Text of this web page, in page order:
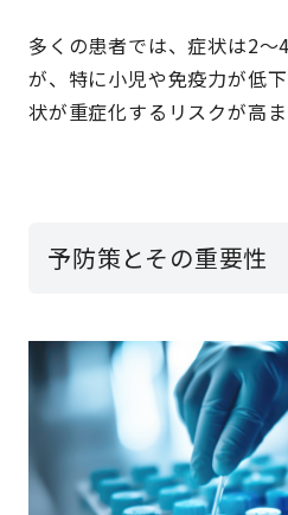
多くの患者では、症状は2〜
が、特に小児や免疫力が低
状が重症化するリスクが高ま
予防策とその重要性